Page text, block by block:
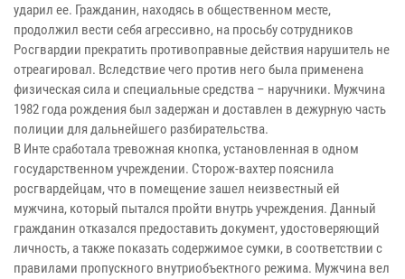
ударил ее. Гражданин, находясь в общественном месте,
продолжил вести себя агрессивно, на просьбу сотрудников
Росгвардии прекратить противоправные действия нарушитель не
отреагировал. Вследствие чего против него была применена
физическая сила и специальные средства – наручники. Мужчина
1982 года рождения был задержан и доставлен в дежурную часть
полиции для дальнейшего разбирательства.
В Инте сработала тревожная кнопка, установленная в одном
государственном учреждении. Сторож-вахтер пояснила
росгвардейцам, что в помещение зашел неизвестный ей
мужчина, который пытался пройти внутрь учреждения. Данный
гражданин отказался предоставить документ, удостоверяющий
личность, а также показать содержимое сумки, в соответствии с
правилами пропускного внутриобъектного режима. Мужчина вел